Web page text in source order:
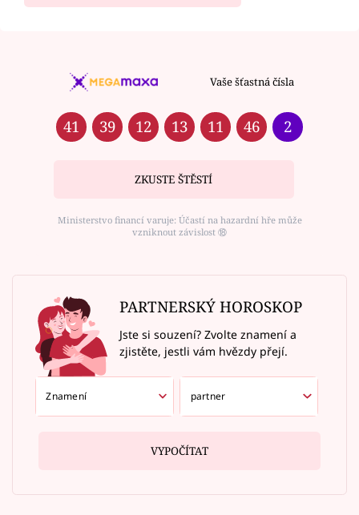
Vaše šťastná čísla
41 39 12 13 11 46 2
ZKUSTE ŠTĚSTÍ
Ministerstvo financí varuje: Účastí na hazardní hře může
vzniknout závislost ⑱
PARTNERSKÝ HOROSKOP
Jste si souzení? Zvolte znamení a
zjistěte, jestli vám hvězdy přejí.
VYPOČÍTAT